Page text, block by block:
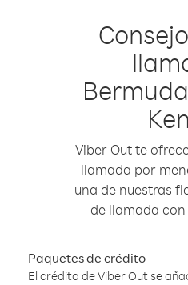
Viber Out te
llamada por
una de nuestras
de llamada
Paquetes de crédito
El crédito de Viber Out se